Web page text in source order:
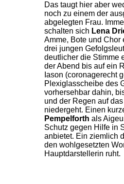
Das taugt hier aber
noch zu einem der
abgelegten Frau.
schalten sich Lena
Amme, Bote und Chor
drei jungen
deutlicher die Stimme
der Abend bis auf ein
Iason (coronagerecht
Plexiglasscheibe des
vorhersehbar dahin,
und der Regen auf
niedergeht. Einen
Pempelforth als
Schutz gegen Hilfe in
anbietet. Ein ziemlich
den wohlgesetzten
Hauptdarstellerin ruht.